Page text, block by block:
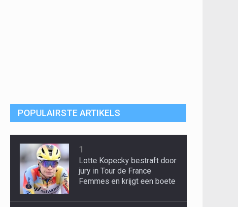
POPULAIRSTE ARTIKELS
1
Lotte Kopecky bestraft door
jury in Tour de France
Femmes en krijgt een boete